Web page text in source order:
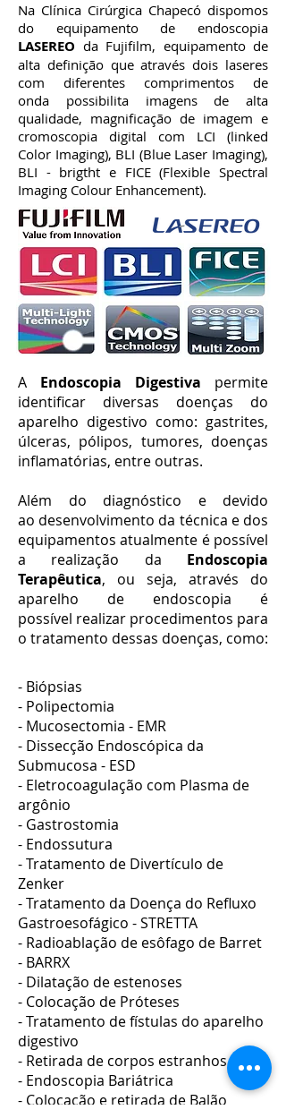
Na Clínica Cirúrgica Chapecó dispomos
do equipamento de endoscopia
LASEREO da Fujifilm, equipamento de
alta definição que através dois laseres
com diferentes comprimentos de
onda possibilita imagens de alta
qualidade, magnificação de imagem e
cromoscopia digital com LCI (linked
Color Imaging), BLI (Blue Laser Imaging),
BLI - brigtht e FICE (Flexible Spectral
Imaging Colour Enhancement).
A Endoscopia Digestiva permite
identificar diversas doenças do
aparelho digestivo como: gastrites,
úlceras, pólipos, tumores, doenças
inflamatórias, entre outras.
Além do diagnóstico e devido
ao desenvolvimento da técnica e dos
equipamentos atualmente é possível
a realização da Endoscopia
Terapêutica, ou seja, através do
aparelho de endoscopia é
possível realizar procedimentos para
o tratamento dessas doenças, como:
- Biópsias
- Polipectomia
- Mucosectomia - EMR
- Dissecção Endoscópica da
Submucosa - ESD
- Eletrocoagulação com Plasma de
argônio
- Gastrostomia
- Endossutura
- Tratamento de Divertículo de
Zenker
- Tratamento da Doença do Refluxo
Gastroesofágico - STRETTA
- Radioablação de esôfago de Barret
- BARRX
- Dilatação de estenoses
- Colocação de Próteses
- Tratamento de fístulas do aparelho
digestivo
- Retirada de corpos estranhos
- Endoscopia Bariátrica
- Colocação e retirada de Balão